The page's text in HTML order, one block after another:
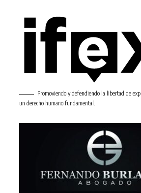
Promoviendo y defendiendo la libertad de
un derecho humano fundamental.